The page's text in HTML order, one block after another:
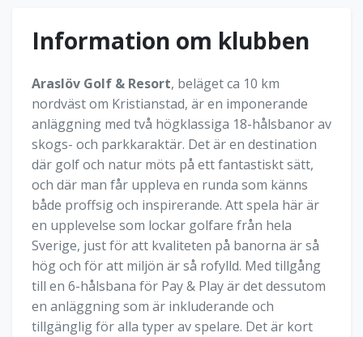
Information om klubben
Araslöv Golf & Resort, beläget ca 10 km
nordväst om Kristianstad, är en imponerande
anläggning med två högklassiga 18-hålsbanor av
skogs- och parkkaraktär. Det är en destination
där golf och natur möts på ett fantastiskt sätt,
och där man får uppleva en runda som känns
både proffsig och inspirerande. Att spela här är
en upplevelse som lockar golfare från hela
Sverige, just för att kvaliteten på banorna är så
hög och för att miljön är så rofylld. Med tillgång
till en 6-hålsbana för Pay & Play är det dessutom
en anläggning som är inkluderande och
tillgänglig för alla typer av spelare. Det är kort